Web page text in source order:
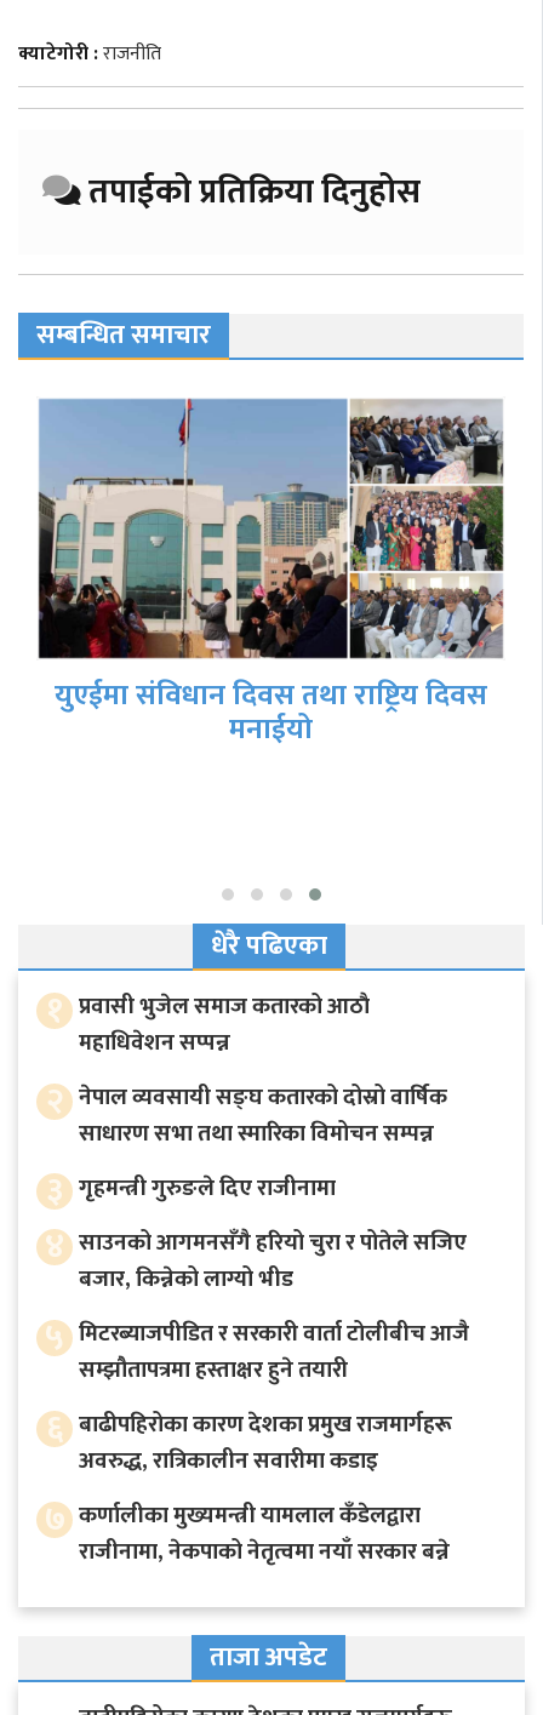
क्याटेगोरी :राजनीति
तपाईको प्रतिक्रिया दिनुहोस
सम्बन्धित समाचार
युएईमा संविधान दिवस तथा राष्ट्रिय दिवस
मनाईयो
धेरै पढिएका
१ प्रवासी भुजेल समाज कतारको आठाै
महाधिवेशन सप्पन्न
२ नेपाल व्यवसायी सङ्घ कतारको दोस्रो वार्षिक
साधारण सभा तथा स्मारिका विमोचन सम्पन्न
३ गृहमन्त्री गुरुङले दिए राजीनामा
४ साउनको आगमनसँगै हरियो चुरा र पोतेले सजिए
बजार, किन्नेको लाग्यो भीड
५ मिटरब्याजपीडित र सरकारी वार्ता टोलीबीच आजै
सम्झौतापत्रमा हस्ताक्षर हुने तयारी
६ बाढीपहिरोका कारण देशका प्रमुख राजमार्गहरू
अवरुद्ध, रात्रिकालीन सवारीमा कडाइ
७ कर्णालीका मुख्यमन्त्री यामलाल कँडेलद्वारा
राजीनामा, नेकपाको नेतृत्वमा नयाँ सरकार बन्ने
ताजा अपडेट